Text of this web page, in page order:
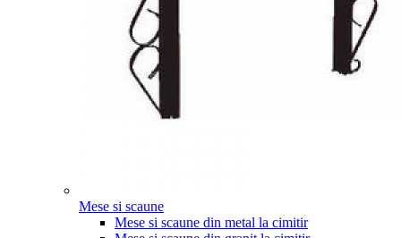
Mese si scaune
Mese si scaune din metal la cimitir